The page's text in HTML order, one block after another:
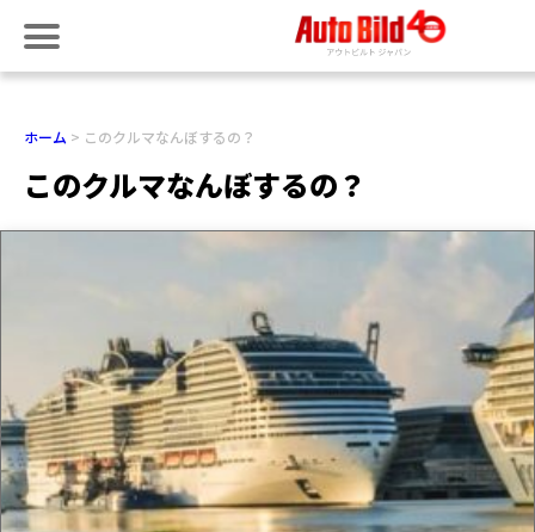
ホーム このクルマなんぼするの？
このクルマなんぼするの？